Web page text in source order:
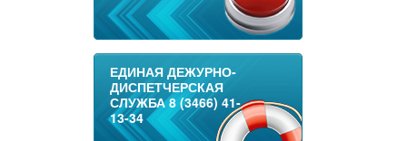
ЕДИНАЯ ДЕЖУРНО-
ДИСПЕТЧЕРСКАЯ
СЛУЖБА 8 (3466) 41-
13-34